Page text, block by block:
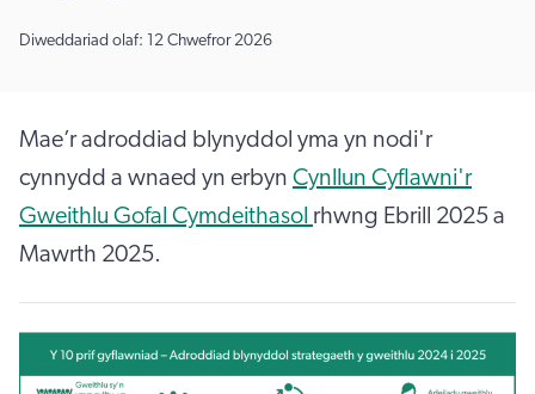
Diweddariad olaf: 12 Chwefror 2026
Mae’r adroddiad blynyddol yma yn nodi'r
cynnydd a wnaed yn erbyn Cynllun Cyflawni'r
Gweithlu Gofal Cymdeithasol rhwng Ebrill 2025 a
Mawrth 2025.